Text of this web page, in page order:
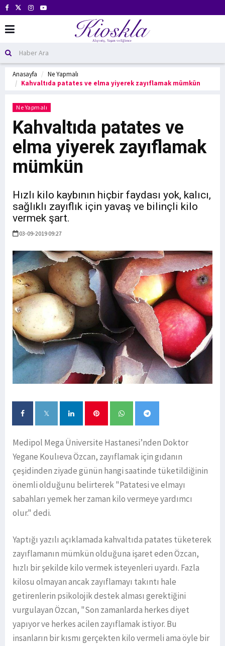
Anasayfa
Ne Yapmalı
Kahvaltıda patates ve elma yiyerek zayıflamak mümkün
Ne Yapmalı
Kahvaltıda patates ve
elma yiyerek zayıflamak
mümkün
Hızlı kilo kaybının hiçbir faydası yok, kalıcı,
sağlıklı zayıflık için yavaş ve bilinçli kilo
vermek şart.
03-09-2019 09:27
Medipol Mega Üniversite Hastanesi’nden Doktor
Yegane Koulıeva Özcan, zayıflamak için gıdanın
çeşidinden ziyade günün hangi saatinde tüketildiğinin
önemli olduğunu belirterek "Patatesi ve elmayı
sabahları yemek her zaman kilo vermeye yardımcı
olur." dedi.
Yaptığı yazılı açıklamada kahvaltıda patates tüketerek
zayıflamanın mümkün olduğuna işaret eden Özcan,
hızlı bir şekilde kilo vermek isteyenleri uyardı. Fazla
kilosu olmayan ancak zayıflamayı takıntı hale
getirenlerin psikolojik destek alması gerektiğini
vurgulayan Özcan, "Son zamanlarda herkes diyet
yapıyor ve herkes acilen zayıflamak istiyor. Bu
insanların bir kısmı gerçekten kilo vermeli ama öyle bir